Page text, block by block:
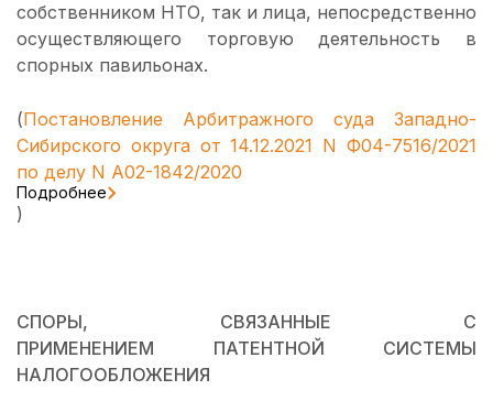
собственником НТО, так и лица, непосредственно
осуществляющего торговую деятельность в
спорных павильонах.
(Постановление Арбитражного суда Западно-
Сибирского округа от 14.12.2021 N Ф04-7516/2021
по делу N А02-1842/2020
Подробнее
)
СПОРЫ, СВЯЗАННЫЕ С
ПРИМЕНЕНИЕМ ПАТЕНТНОЙ СИСТЕМЫ
НАЛОГООБЛОЖЕНИЯ